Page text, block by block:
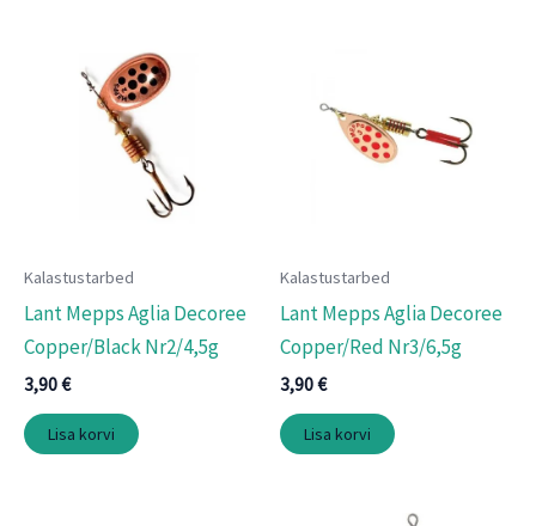
Kalastustarbed
Lant Mepps Aglia Decoree
Copper/Black Nr2/4,5g
3,90€
Lisa korvi
Kalastustarbed
Lant Mepps Aglia Decoree
Copper/Red Nr3/6,5g
3,90€
Lisa korvi